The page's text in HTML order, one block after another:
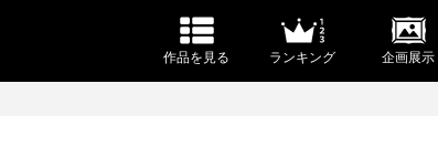
作品を見る ランキング 企画展示